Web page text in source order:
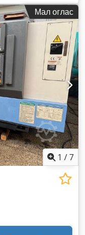
Z-оска:1.250
пречник на
2.000 обр/
со перо:
600
Мал оглас
1 /7